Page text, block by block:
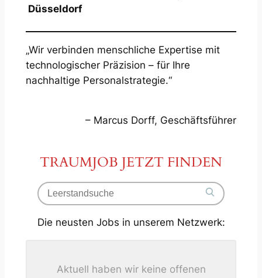
Düsseldorf
„Wir verbinden menschliche Expertise mit
technologischer Präzision – für Ihre
nachhaltige Personalstrategie.“
– Marcus Dorff, Geschäftsführer
TRAUMJOB JETZT FINDEN
Search
for
jobs
Search
Die neusten Jobs in unserem Netzwerk:
Aktuell haben wir keine offenen